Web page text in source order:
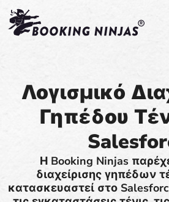
Λογισμικό
Γηπέδου
Η Booking Ninjas
διαχείρισης γηπέδων
κατασκευαστεί στο